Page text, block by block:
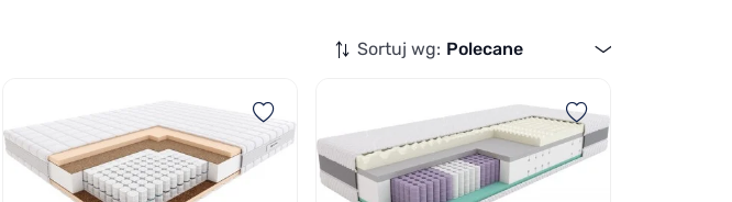
Sortuj wg: Polecane